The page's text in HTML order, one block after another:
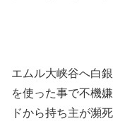
エムル大峡谷へ白
を使った事で不機
ドから持ち主が瀕